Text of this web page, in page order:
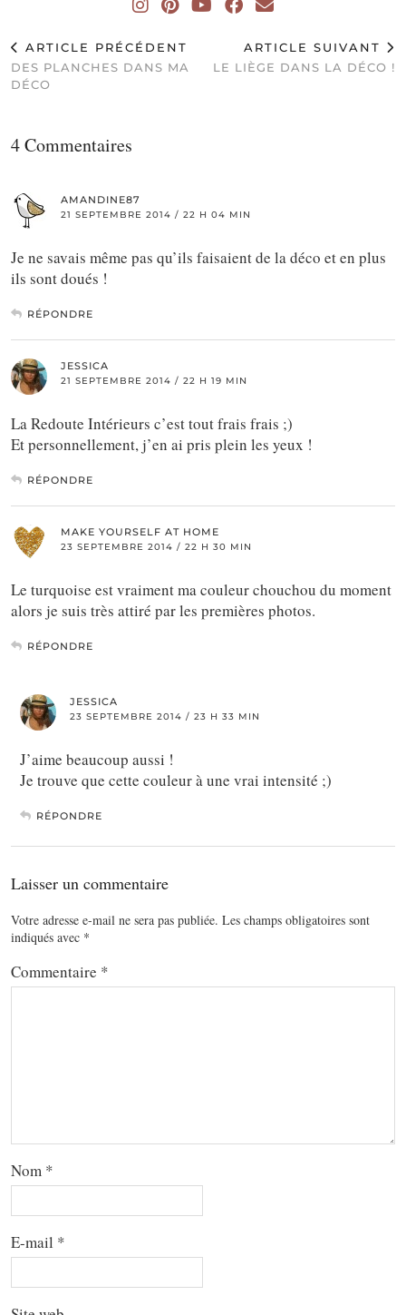
ARTICLE PRÉCÉDENT
DES PLANCHES DANS MA
DÉCO
ARTICLE SUIVANT
LE LIÈGE DANS LA DÉCO !
4 Commentaires
AMANDINE87
21 SEPTEMBRE 2014 / 22 H 04 MIN
Je ne savais même pas qu’ils faisaient de la déco et en plus
ils sont doués !
RÉPONDRE
JESSICA
21 SEPTEMBRE 2014 / 22 H 19 MIN
La Redoute Intérieurs c’est tout frais frais ;)
Et personnellement, j’en ai pris plein les yeux !
RÉPONDRE
MAKE YOURSELF AT HOME
23 SEPTEMBRE 2014 / 22 H 30 MIN
Le turquoise est vraiment ma couleur chouchou du moment
alors je suis très attiré par les premières photos.
RÉPONDRE
JESSICA
23 SEPTEMBRE 2014 / 23 H 33 MIN
J’aime beaucoup aussi !
Je trouve que cette couleur à une vrai intensité ;)
RÉPONDRE
Laisser un commentaire
Votre adresse e-mail ne sera pas publiée. Les champs obligatoires sont
indiqués avec *
Commentaire *
Nom *
E-mail *